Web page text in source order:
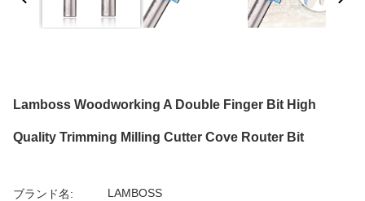
Lamboss Woodworking A Double Finger Bit High
Quality Trimming Milling Cutter Cove Router Bit
ブランド名: LAMBOSS